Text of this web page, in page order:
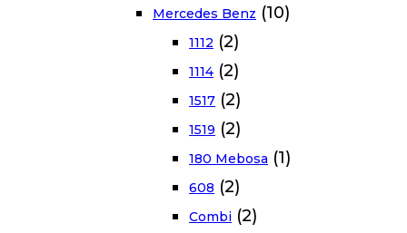
Mercedes Benz (10)
1112 (2)
1114 (2)
1517 (2)
1519 (2)
180 Mebosa (1)
608 (2)
Combi (2)